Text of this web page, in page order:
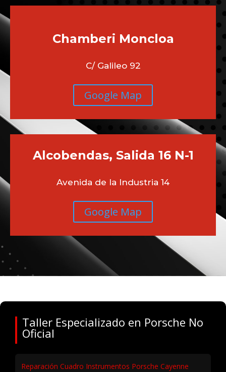
Chamberi Moncloa
C/ Galileo 92
Google Map
Alcobendas, Salida 16 N-1
Avenida de la Industria 14
Google Map
Taller Especializado en Porsche No
Oficial
Reparación Cuadro Instrumentos Porsche Cayenne